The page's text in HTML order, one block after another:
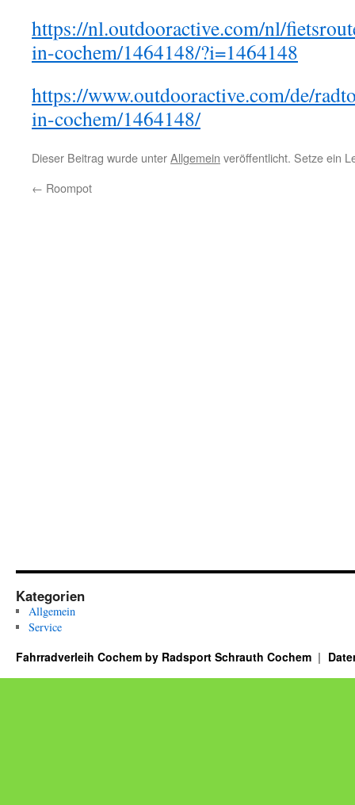
https://nl.outdooractive.com/nl/
in-cochem/1464148/?i=1464148
https://www.outdooractive.com/de/
in-cochem/1464148/
Dieser Beitrag wurde unterAllgemein veröffentlicht. Setze ein
← Roompot
Kategorien
Allgemein
Service
Fahrradverleih Cochem by Radsport Schrauth Cochem